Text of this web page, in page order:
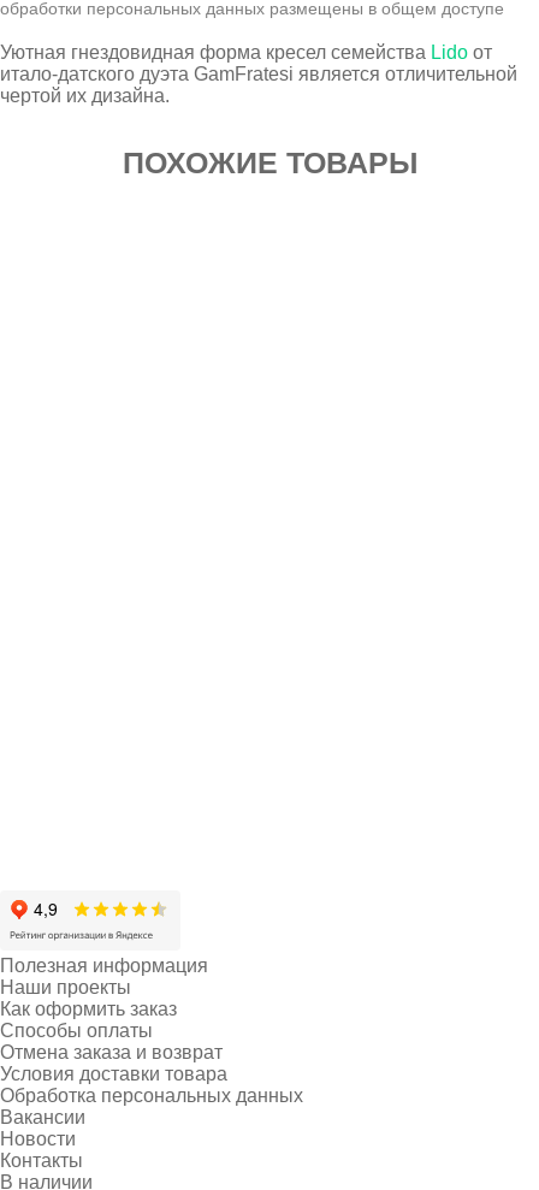
обработки персональных данных размещены в общем доступе
Уютная гнездовидная форма кресел семейства Lido от
итало-датского дуэта GamFratesi является отличительной
чертой их дизайна.
ПОХОЖИЕ ТОВАРЫ
Полезная информация
Наши проекты
Как оформить заказ
Способы оплаты
Отмена заказа и возврат
Условия доставки товара
Обработка персональных данных
Вакансии
Новости
Контакты
В наличии